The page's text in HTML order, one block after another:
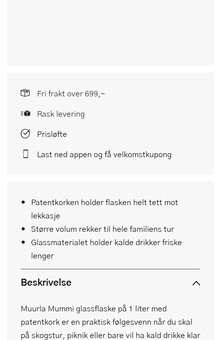
Patentkorken holder flasken helt tett mot
lekkasje
Større volum rekker til hele familiens tur
Glassmaterialet holder kalde drikker friske
lenger
Beskrivelse
Muurla Mummi glassflaske på 1 liter med
patentkork er en praktisk følgesvenn når du skal
på skogstur, piknik eller bare vil ha kald drikke klar
Fri frakt over 699,-
Rask levering
Prisløfte
Last ned appen og få velkomstkupong